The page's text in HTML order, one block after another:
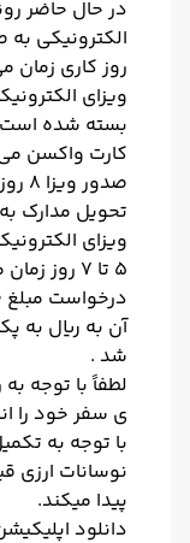
در حال حاضر
روز کاری زمان
ویزای
بسته شده
کارت واکسن
تحویل مدارک
ویزای
5 تا 7
آن به ریال به
شد .
لطفاً با توجه
ی سفر خود را
با توجه به
نوسانات ارزی
پیدا میکند.